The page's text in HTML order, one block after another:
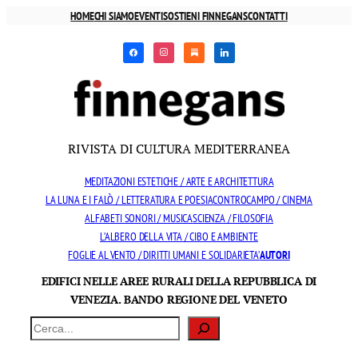
HOMECHI SIAMOEVENTISOSTIENI FINNEGANSCONTATTI
facebookinstagramsubstacklinkedin
RIVISTA DI CULTURA MEDITERRANEA
MEDITAZIONI ESTETICHE / ARTE E ARCHITETTURA
LA LUNA E I FALÒ / LETTERATURA E POESIACONTROCAMPO / CINEMA
ALFABETI SONORI / MUSICASCIENZA / FILOSOFIA
L’ALBERO DELLA VITA / CIBO E AMBIENTE
FOGLIE AL VENTO / DIRITTI UMANI E SOLIDARIETA’AUTORI
EDIFICI NELLE AREE RURALI DELLA REPUBBLICA DI
VENEZIA. BANDO REGIONE DEL VENETO
Cerca